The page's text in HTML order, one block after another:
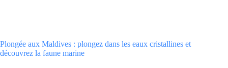
Plongée aux Maldives : plongez dans les eaux cristallines et
découvrez la faune marine